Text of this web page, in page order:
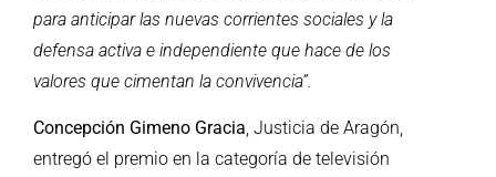
para anticipar las nuevas corrientes sociales y la
defensa activa e independiente que hace de los
valores que cimentan la convivencia”.
Concepción Gimeno Gracia, Justicia de Aragón,
entregó el premio en la categoría de televisión